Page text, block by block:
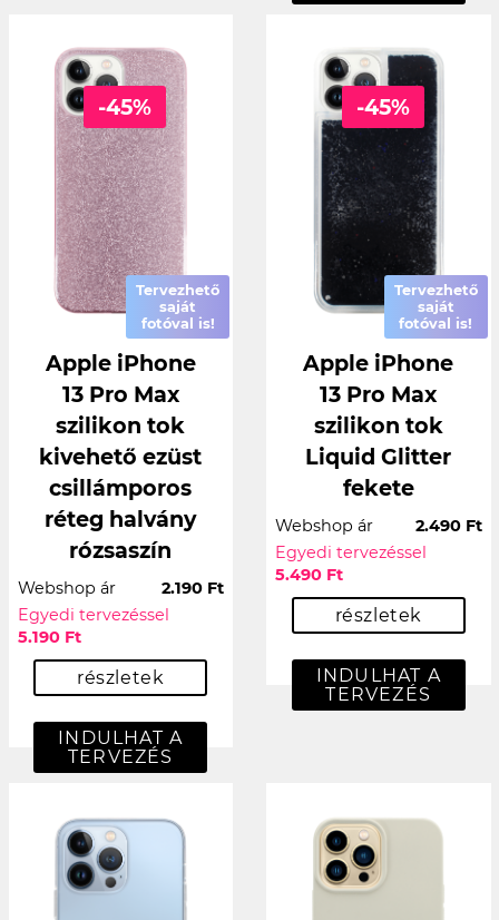
-45%
Tervezhető
saját
fotóval is!
Apple iPhone
13 Pro Max
szilikon tok
kivehető ezüst
csillámporos
réteg halvány
rózsaszín
Webshop ár
2.190 Ft
Egyedi tervezéssel
5.190 Ft
részletek
INDULHAT A
TERVEZÉS
-45%
Tervezhető
saját
fotóval is!
Apple iPhone
13 Pro Max
szilikon tok
Liquid Glitter
fekete
Webshop ár
2.490 Ft
Egyedi tervezéssel
5.490 Ft
részletek
INDULHAT A
TERVEZÉS